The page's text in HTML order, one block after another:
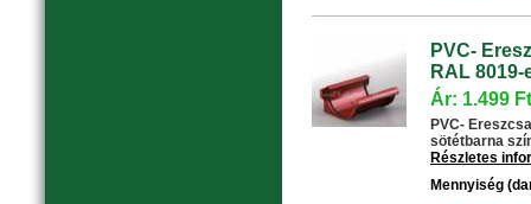
PVC-
RAL
Ár: 1.499
PVC-
sötétbarna
Részletes
Mennyiség